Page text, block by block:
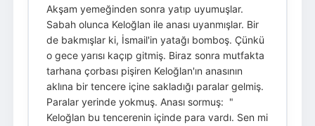
Akşam yemeğinden sonra yatıp uyumuşlar.
Sabah olunca Keloğlan ile anası uyanmışlar. Bir
de bakmışlar ki, İsmail'in yatağı bomboş. Çünkü
o gece yarısı kaçıp gitmiş. Biraz sonra mutfakta
tarhana çorbası pişiren Keloğlan'ın anasının
aklına bir tencere içine sakladığı paralar gelmiş.
Paralar yerinde yokmuş. Anası sormuş: "
Keloğlan bu tencerenin içinde para vardı. Sen mi